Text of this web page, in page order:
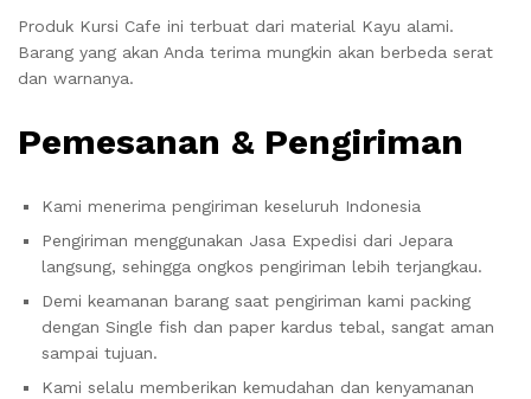
Produk Kursi Cafe ini terbuat dari material Kayu alami.
Barang yang akan Anda terima mungkin akan berbeda serat
dan warnanya.
Pemesanan & Pengiriman
Kami menerima pengiriman keseluruh Indonesia
Pengiriman menggunakan Jasa Expedisi dari Jepara
langsung, sehingga ongkos pengiriman lebih terjangkau.
Demi keamanan barang saat pengiriman kami packing
dengan Single fish dan paper kardus tebal, sangat aman
sampai tujuan.
Kami selalu memberikan kemudahan dan kenyamanan